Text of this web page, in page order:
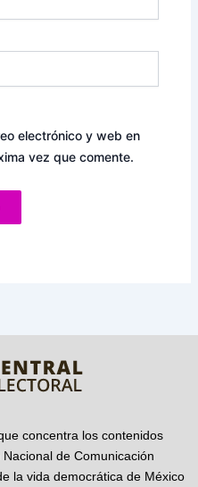
electrónico y web en
vez que comente.
concentra los contenidos
de Comunicación
la vida democrática de México